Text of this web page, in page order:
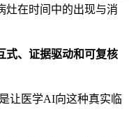
灶在时间中的出现与消
式、证据驱动和可复核
让医学AI向这种真实临